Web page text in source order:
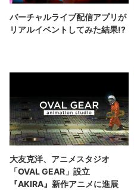
バーチャルライブ配信アプリが
リアルイベントしてみた結果!?
大友克洋、アニメスタジオ
「OVAL GEAR」設立
『AKIRA』新作アニメに進展